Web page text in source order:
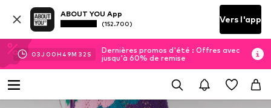
ABOUT YOU App
(152.700) Vers l'app
03J 00H 49M 31 S
Dernières promos d'été : Offres avec
jusqu'à 60% de remise